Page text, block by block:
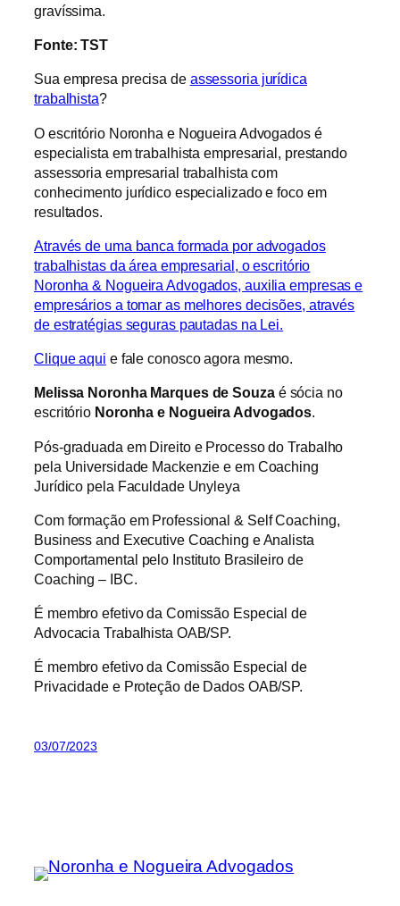
gravíssima.
Fonte: TST
Sua empresa precisa de assessoria jurídica
trabalhista?
O escritório Noronha e Nogueira Advogados é
especialista em trabalhista empresarial, prestando
assessoria empresarial trabalhista com
conhecimento jurídico especializado e foco em
resultados.
Através de uma banca formada por advogados
trabalhistas da área empresarial, o escritório
Noronha & Nogueira Advogados, auxilia empresas e
empresários a tomar as melhores decisões, através
de estratégias seguras pautadas na Lei.
Clique aqui e fale conosco agora mesmo.
Melissa Noronha Marques de Souza é sócia no
escritório Noronha e Nogueira Advogados.
Pós-graduada em Direito e Processo do Trabalho
pela Universidade Mackenzie e em Coaching
Jurídico pela Faculdade Unyleya
Com formação em Professional & Self Coaching,
Business and Executive Coaching e Analista
Comportamental pelo Instituto Brasileiro de
Coaching – IBC.
É membro efetivo da Comissão Especial de
Advocacia Trabalhista OAB/SP.
É membro efetivo da Comissão Especial de
Privacidade e Proteção de Dados OAB/SP.
03/07/2023